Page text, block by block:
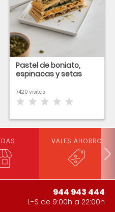
Pastel de boniato,
espinacas y setas
7420 visitas
VALES AHORRO
944 943 444
L-S de 9:00h a 22:00h